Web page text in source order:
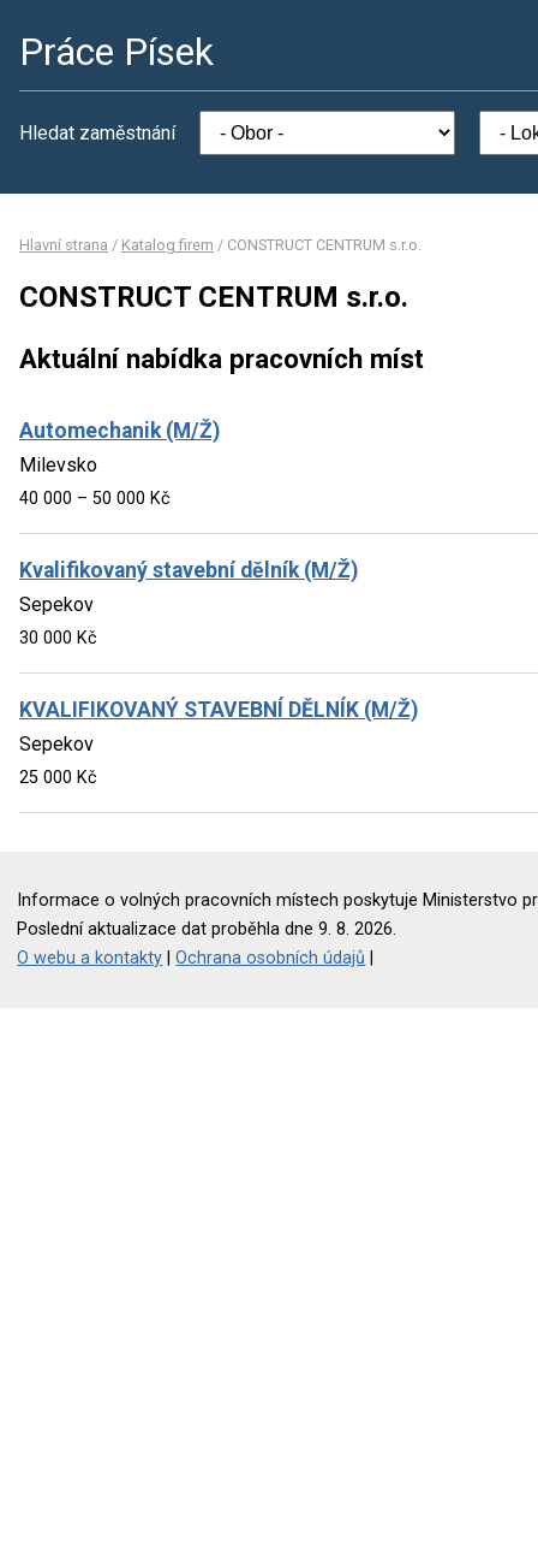
Práce Písek
Hledat zaměstnání
Hlavní strana / Katalog firem / CONSTRUCT CENTRUM s.r.o.
CONSTRUCT CENTRUM s.r.o.
Aktuální nabídka pracovních míst
Automechanik (M/Ž)
Milevsko
40 000 – 50 000 Kč
Kvalifikovaný stavební dělník (M/Ž)
Sepekov
30 000 Kč
KVALIFIKOVANÝ STAVEBNÍ DĚLNÍK (M/Ž)
Sepekov
25 000 Kč
Informace o volných pracovních místech poskytuje Ministerstvo
Poslední aktualizace dat proběhla dne 9. 8. 2026.
O webu a kontakty |Ochrana osobních údajů